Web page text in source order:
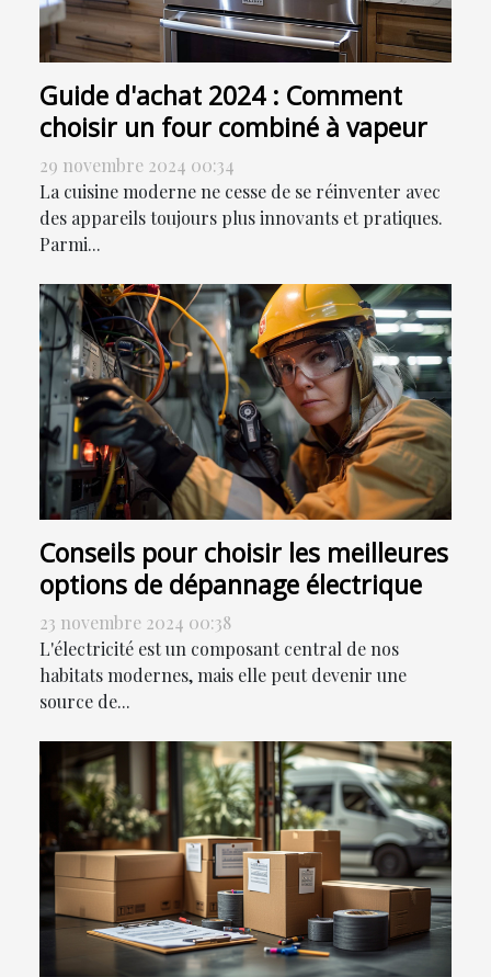
Guide d'achat 2024 : Comment
choisir un four combiné à vapeur
29 novembre 2024 00:34
La cuisine moderne ne cesse de se réinventer avec
des appareils toujours plus innovants et pratiques.
Parmi...
Conseils pour choisir les meilleures
options de dépannage électrique
23 novembre 2024 00:38
L'électricité est un composant central de nos
habitats modernes, mais elle peut devenir une
source de...